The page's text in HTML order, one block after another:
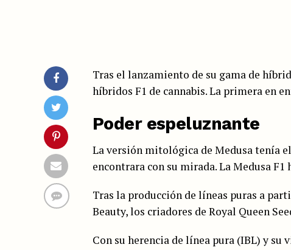
Tras el lanzamiento de su gama de
híbridos F1 de cannabis. La primera en
Poder espeluznante
La versión mitológica de Medusa tenía
encontrara con su mirada. La Medusa F1
Tras la producción de líneas puras a
Beauty, los criadores de Royal Queen
Con su herencia de línea pura (IBL) y